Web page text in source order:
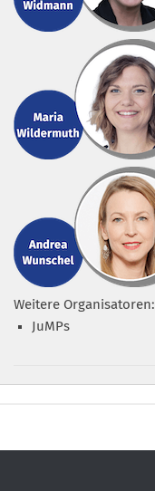
Weitere Organisatoren:
JuMPs